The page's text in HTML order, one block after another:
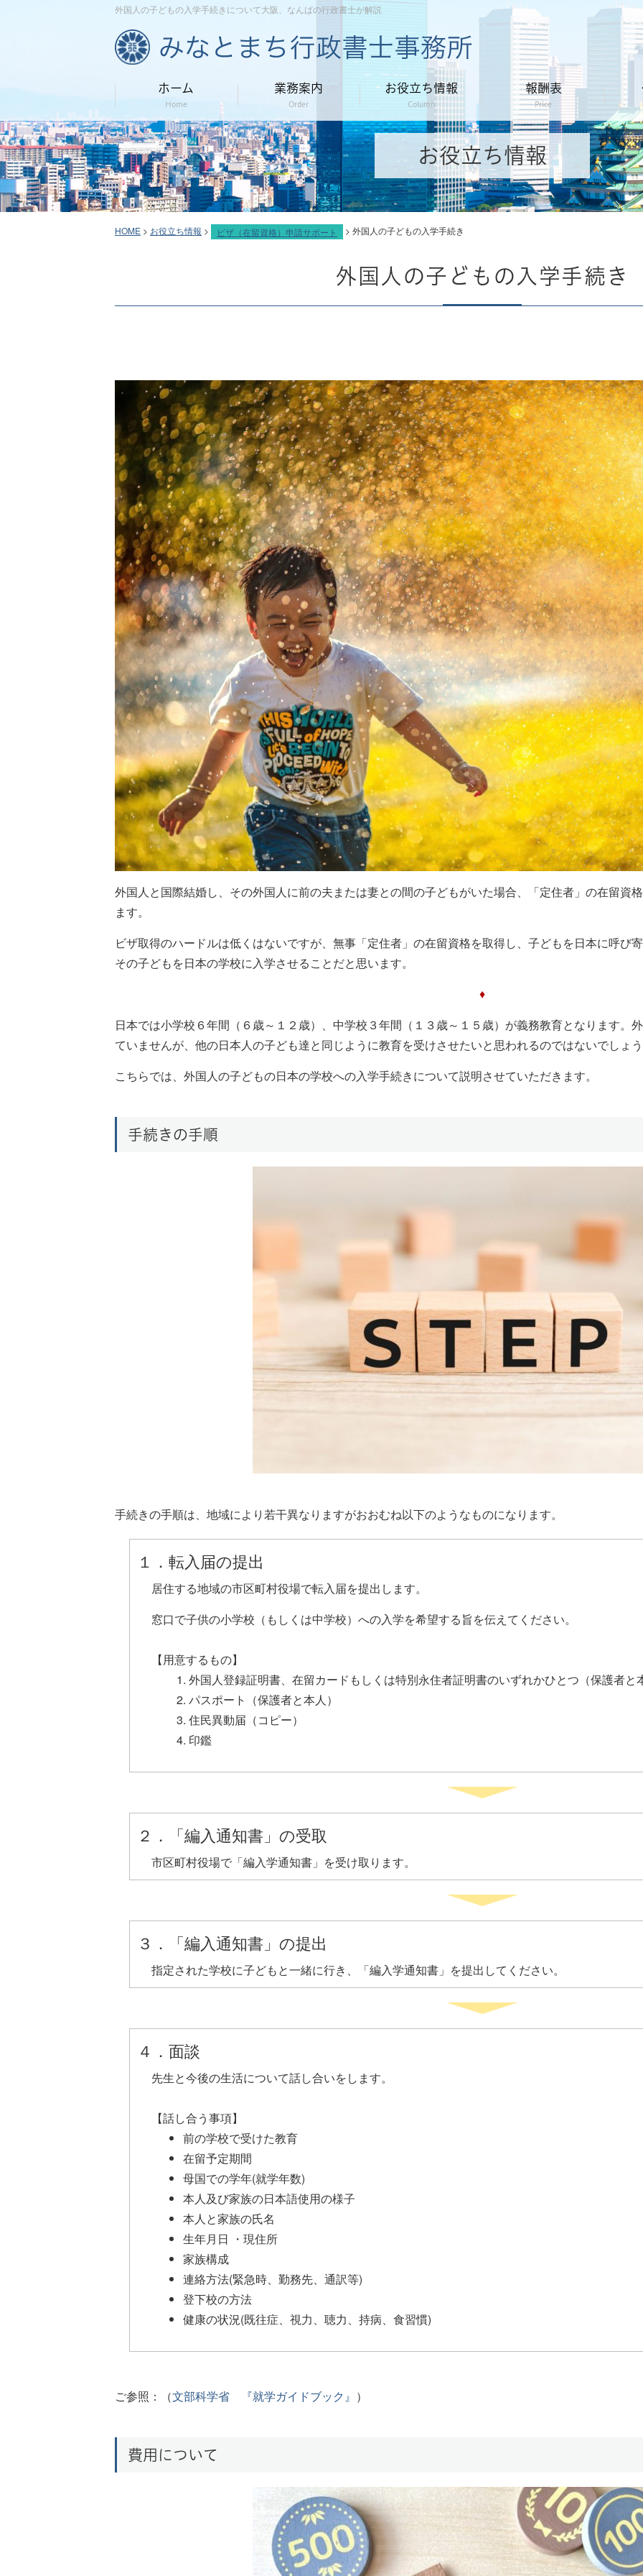
外国人の子どもの入学手続きについて大阪、なんばの行政書士が解説
ホーム
Home
業務案内
Order
お役立ち情報
Column
報酬表
Price
お役立ち情報
HOME > お役立ち情報 > ビザ（在留資格）申請サポート > 外国人の子どもの入学手続き
外国人の子どもの入学手続き
外国人と国際結婚し、その外国人に前の夫または妻との間の子どもがいた場合、「定住者」の在留資
ます。
ビザ取得のハードルは低くはないですが、無事「定住者」の在留資格を取得し、子どもを日本に呼び
その子どもを日本の学校に入学させることだと思います。
♦
日本では小学校６年間（６歳～１２歳）、中学校３年間（１３歳～１５歳）が義務教育となります。
ていませんが、他の日本人の子ども達と同じように教育を受けさせたいと思われるのではないでしょ
こちらでは、外国人の子どもの日本の学校への入学手続きについて説明させていただきます。
手続きの手順
手続きの手順は、地域により若干異なりますがおおむね以下のようなものになります。
１．転入届の提出
居住する地域の市区町村役場で転入届を提出します。
窓口で子供の小学校（もしくは中学校）への入学を希望する旨を伝えてください。
【用意するもの】
外国人登録証明書、在留カードもしくは特別永住者証明書のいずれかひとつ（保護者と
パスポート（保護者と本人）
住民異動届（コピー）
印鑑
２．「編入通知書」の受取
市区町村役場で「編入学通知書」を受け取ります。
３．「編入通知書」の提出
指定された学校に子どもと一緒に行き、「編入学通知書」を提出してください。
４．面談
先生と今後の生活について話し合いをします。
【話し合う事項】
前の学校で受けた教育
在留予定期間
母国での学年(就学年数)
本人及び家族の日本語使用の様子
本人と家族の氏名
生年月日 ・現住所
家族構成
連絡方法(緊急時、勤務先、通訳等)
登下校の方法
健康の状況(既往症、視力、聴力、持病、食習慣)
ご参照：（文部科学省 『就学ガイドブック』 ）
費用について